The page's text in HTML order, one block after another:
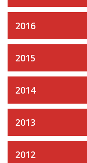
2016
2015
2014
2013
2012